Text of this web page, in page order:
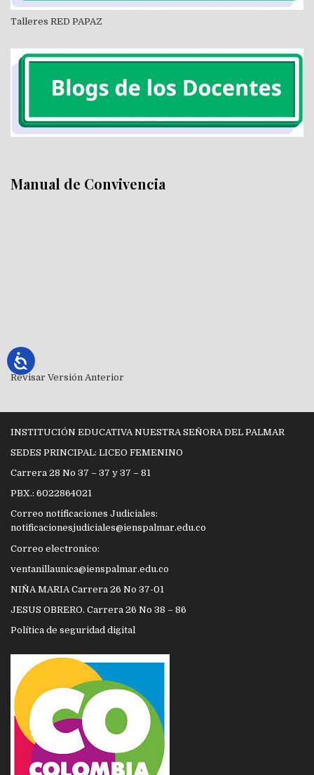
Talleres RED PAPAZ
Manual de Convivencia
Revisar Versión Anterior
INSTITUCIÓN EDUCATIVA NUESTRA SEÑORA DEL PALMAR
SEDES PRINCIPAL: LICEO FEMENINO
Carrera 28 No 37 – 37 y 37 – 81
PBX.: 6022864021
Correo notificaciones Judiciales:
notificacionesjudiciales@ienspalmar.edu.co
Correo electronico:
ventanillaunica@ienspalmar.edu.co
NIÑA MARIA Carrera 26 No 37-01
JESUS OBRERO. Carrera 26 No 38 – 86
Política de seguridad digital